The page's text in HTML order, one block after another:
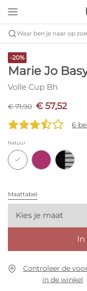
Waar ben je naar op
-20%
Marie Jo
Volle Cup Bh
€ 71,90 € 57,52
6
Natuur
Maattabel
Kies je maat
In
Controleer de
in de winkel